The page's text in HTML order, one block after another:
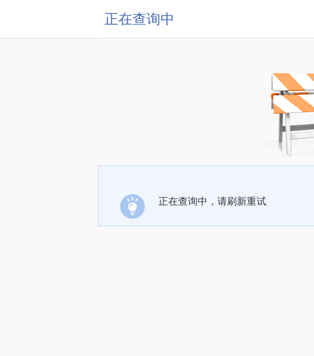
正在查询中
正在查询中，请刷新重试